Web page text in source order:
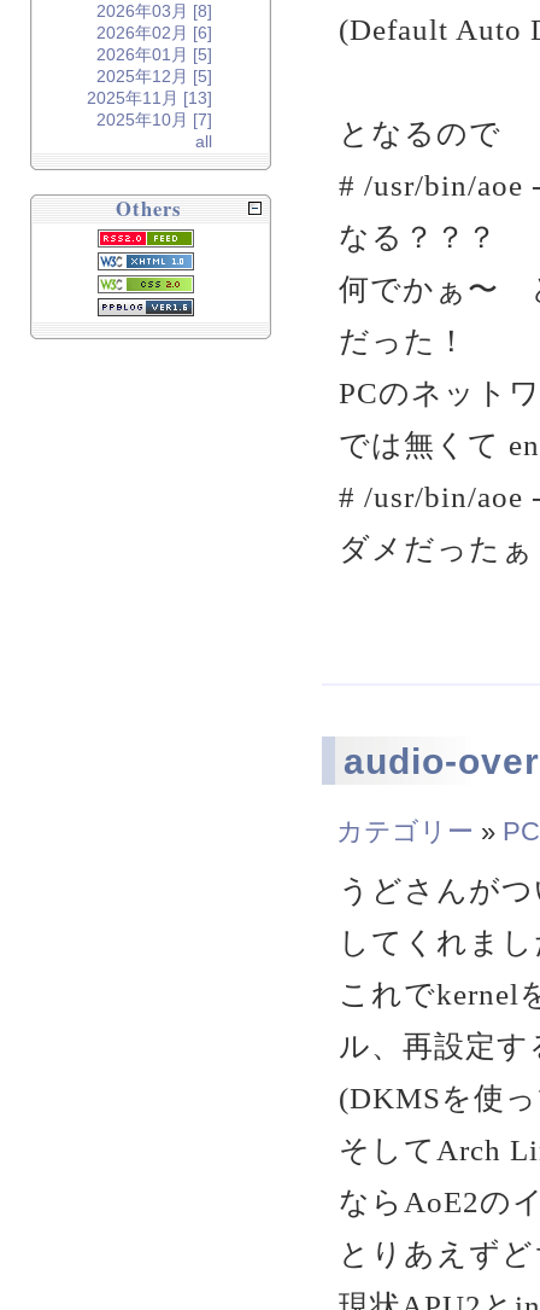
(Default Auto
となるので
# /usr/bin/aoe
なる？？？
何でかぁ〜
だった！
PCのネット
では無くて
# /usr/bin/aoe
ダメだった
audio-
カテゴリー »
うどさんが
してくれま
これでkernel
ル、再設定
(DKMSを使
そしてArch
ならAoE2の
とりあえず
2026年03月 [8]
2026年02月 [6]
2026年01月 [5]
2025年12月 [5]
2025年11月 [13]
2025年10月 [7]
all
Others